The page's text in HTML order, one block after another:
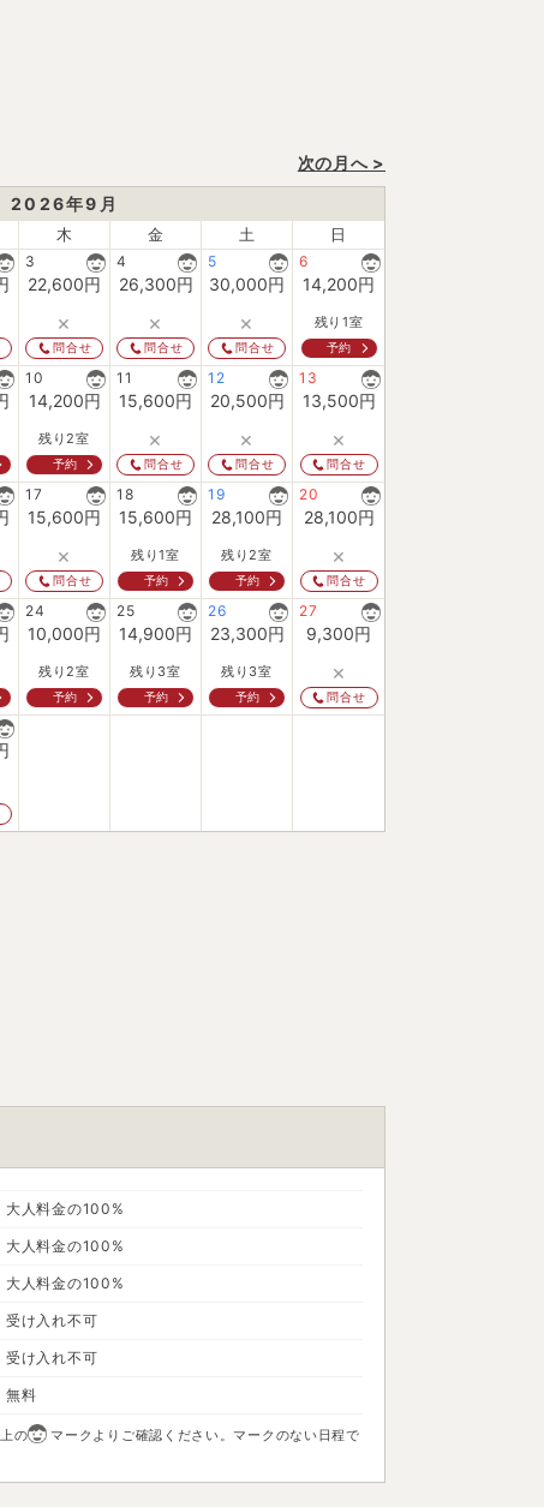
次の月へ >
2026年9 月
木 金 土 日
3
22,600円
×
問合せ
4
26,300円
×
問合せ
5
30,000円
×
問合せ
6
14,200円
残り1室
予約
10
14,200円
残り2室
予約
11
15,600円
×
問合せ
12
20,500円
×
問合せ
13
13,500円
×
問合せ
17
15,600円
×
問合せ
18
15,600円
残り1室
予約
19
28,100円
残り2室
予約
20
28,100円
×
問合せ
24
10,000円
残り2室
予約
25
14,900円
残り3室
予約
26
23,300円
残り3室
予約
27
9,300円
×
問合せ
大人料金の100%
大人料金の100%
大人料金の100%
受け入れ不可
受け入れ不可
無料
の
マークよりご確認ください。マークのない日程で